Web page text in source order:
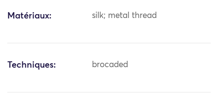
Matériaux: silk; metal thread
Techniques: brocaded